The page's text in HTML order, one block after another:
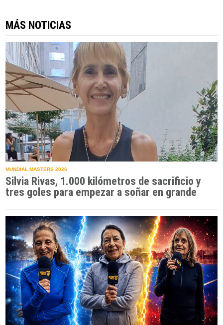
MÁS NOTICIAS
MUNDIAL MASTERS 2026
Silvia Rivas, 1.000 kilómetros de sacrificio y
tres goles para empezar a soñar en grande